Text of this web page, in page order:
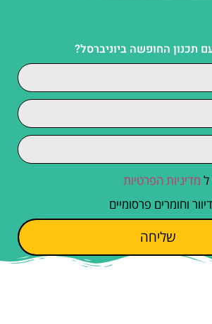
תכנון החופשה ביוניברסל?
מדיניות הפרטיות
וחומרים פרסומיים
שליחה